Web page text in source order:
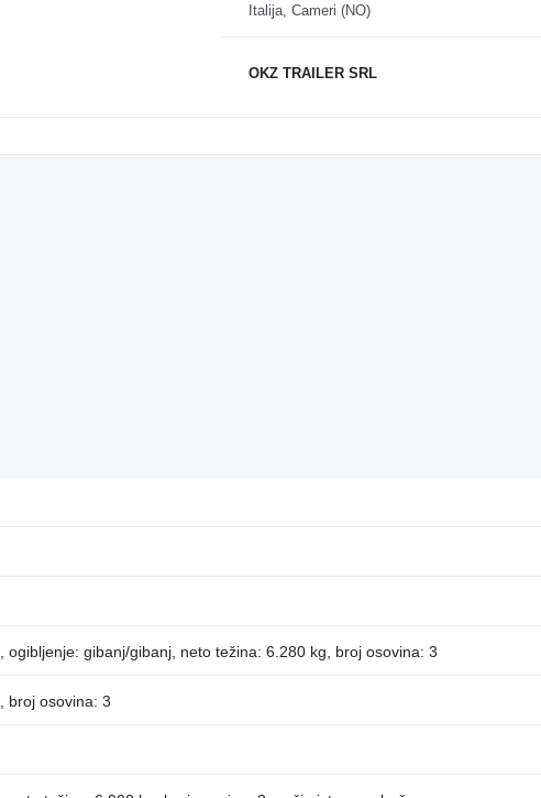
Italija, Cameri (NO)
OKZ TRAILER SRL
gibanj/gibanj, neto težina: 6.280 kg, broj osovina: 3
broj osovina: 3